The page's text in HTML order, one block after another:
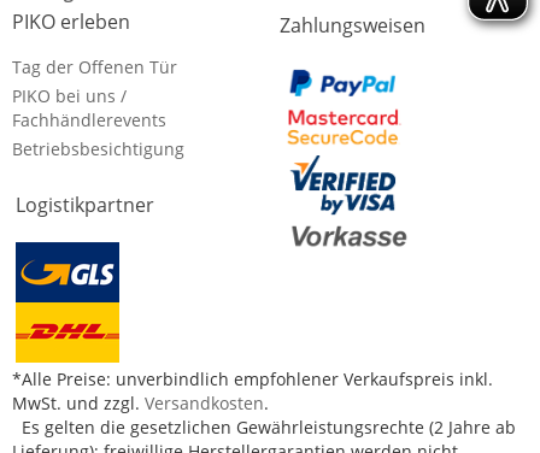
PIKO erleben
Tag der Offenen Tür
PIKO bei uns /
Fachhändlerevents
Betriebsbesichtigung
Logistikpartner
Zahlungsweisen
*Alle Preise: unverbindlich empfohlener Verkaufspreis inkl.
MwSt. und zzgl. Versandkosten.
Es gelten die gesetzlichen Gewährleistungsrechte (2 Jahre ab